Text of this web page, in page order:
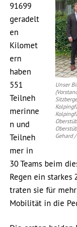
Unser
Gehard
91699
geradelt
en
Kilomet
ern
haben
551
Teilneh
merinne
n und
Teilneh
mer in
30 Teams beim
Regen ein starkes
traten sie für
Mobilität in die